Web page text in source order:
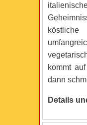
kommt
dann
Details